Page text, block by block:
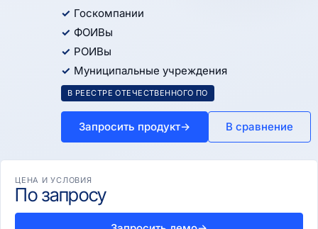
Госкомпании
ФОИВы
РОИВы
Муниципальные учреждения
В РЕЕСТРЕ ОТЕЧЕСТВЕННОГО ПО
Запросить продукт→ В сравнение
ЦЕНА И УСЛОВИЯ
По запросу